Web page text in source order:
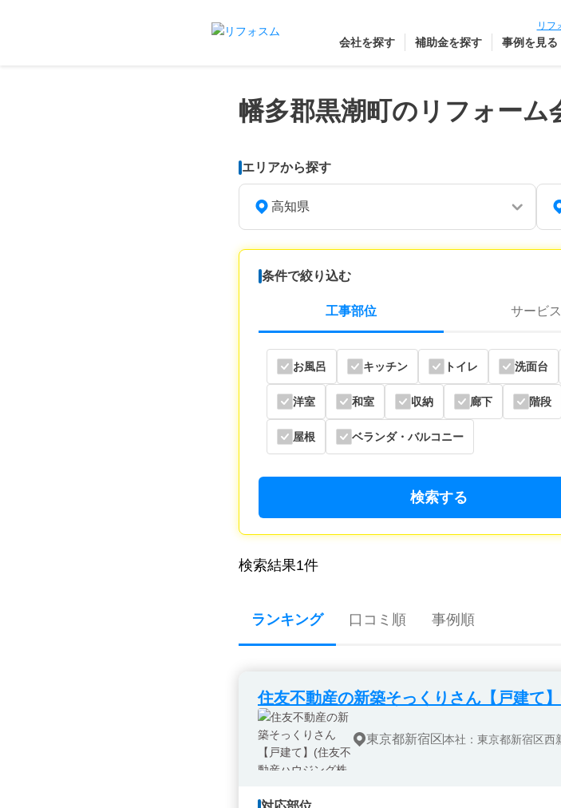
リフ
会社を探す 補助金を探す 事例を見る
幡多郡黒潮町のリフォーム
エリアから探す
高知県
条件で絞り込む
工事部位 サービス
お風呂 キッチン トイレ 洗面台
洋室 和室 収納 廊下 階段
屋根 ベランダ・バルコニー
検索する
検索結果1件
ランキング 口コミ順 事例順
住友不動産の新築そっくりさん【戸建て
東京都新宿区本社：東京都新宿区西